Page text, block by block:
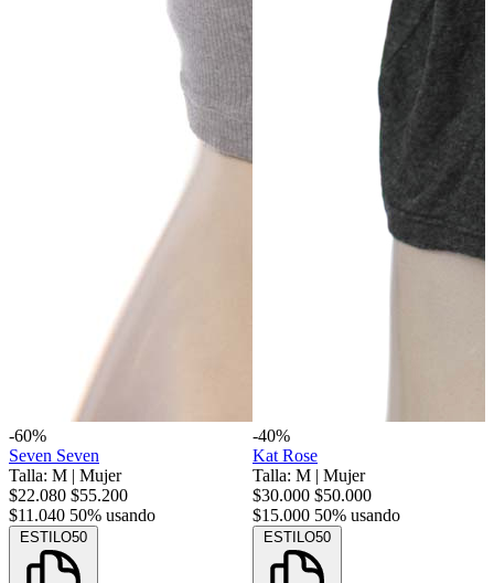
-60%
Seven Seven
Talla: M | Mujer
$22.080 $55.200
$11.040 50% usando
ESTILO50
-40%
Kat Rose
Talla: M | Mujer
$30.000 $50.000
$15.000 50% usando
ESTILO50